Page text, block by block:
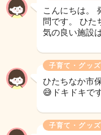
こんにちは。
問です。 ひた
気の良い施設
子育て・グッズ
ひたちなか市
😅ドキドキで
子育て・グッズ